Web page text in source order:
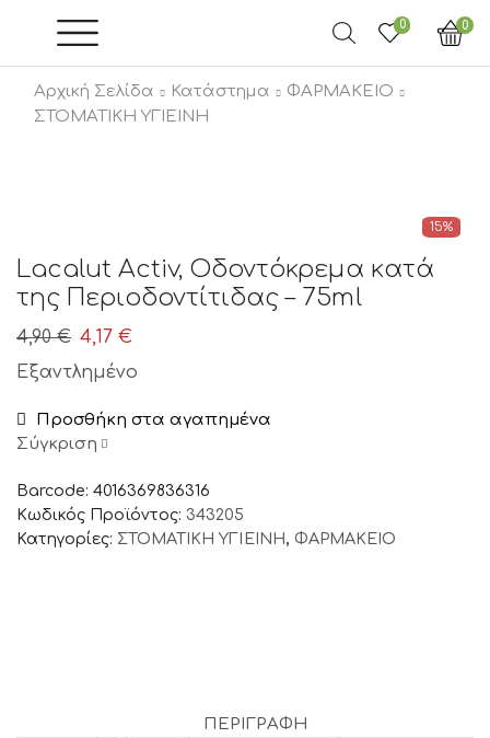
0 0
Αρχική Σελίδα Κατάστημα
ΦΑΡΜΑΚΕΙΟ
ΣΤΟΜΑΤΙΚΗ ΥΓΙΕΙΝΗ
15%
Lacalut Activ, Οδοντόκρεμα κατά
της Περιοδοντίτιδας – 75ml
4,90€ Original
price
4,90 €.
4,17€
τρέχουσα
είναι:
Εξαντλημένο
Προσθήκη στα αγαπημένα
Σύγκριση
Barcode: 4016369836316
Κωδικός Προϊόντος: 343205
Κατηγορίες: ΣΤΟΜΑΤΙΚΗ ΥΓΙΕΙΝΗ, ΦΑΡΜΑΚΕΙΟ
ΠΕΡΙΓΡΑΦΉ